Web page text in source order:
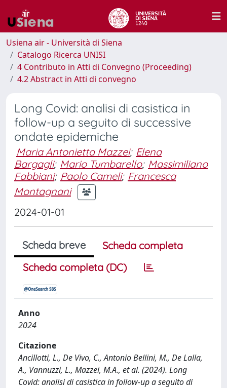
Usiena air - Università di Siena
Catalogo Ricerca UNISI
4 Contributo in Atti di Convegno (Proceeding)
4.2 Abstract in Atti di convegno
Long Covid: analisi di casistica in
follow-up a seguito di successive
ondate epidemiche
Maria Antonietta Mazzei; Elena
Bargagli; Mario Tumbarello; Massimiliano
Fabbiani; Paolo Cameli; Francesca
Montagnani
2024-01-01
Scheda breve
Scheda completa
Scheda completa (DC)
Anno
2024
Citazione
Ancillotti, L., De Vivo, C., Antonio Bellini, M., De Lalla,
A., Vannuzzi, L., Mazzei, M.A., et al. (2024). Long
Covid: analisi di casistica in follow-up a seguito di